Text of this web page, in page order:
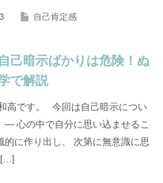
自己肯定感
己暗示ばかりは危険！ぬ
で解説
高です。 今回は自己暗示につい
心の中で自分に思い込ませるこ
に作り出し、 次第に無意識に思
[…]